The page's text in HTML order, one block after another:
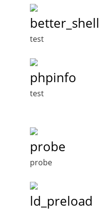
better_shell
test
phpinfo
test
probe
probe
ld_preload